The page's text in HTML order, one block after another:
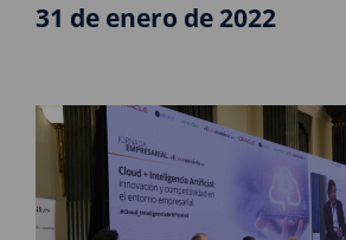
31 de enero de 2022